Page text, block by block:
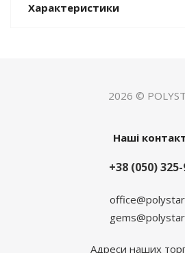
Характеристики
2026 ©
Наші
+38 (050)
Адреси наших